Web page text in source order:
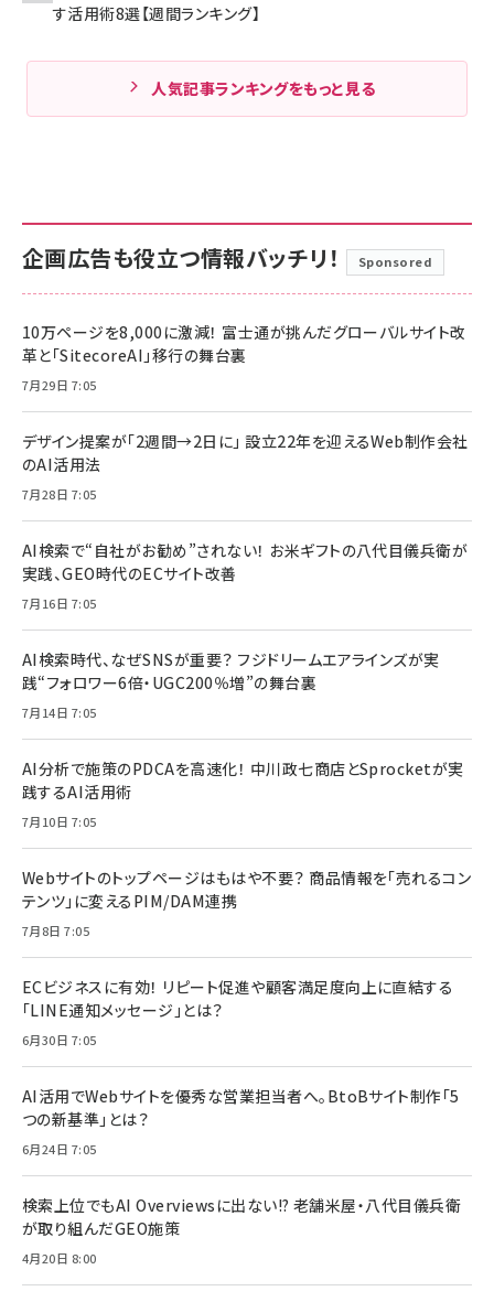
す活用術8選【週間ランキング】
人気記事ランキングをもっと見る
企画広告も役立つ情報バッチリ！ Sponsored
10万ページを8,000に激減！ 富士通が挑んだグローバルサイト改
革と「SitecoreAI」移行の舞台裏
7月29日 7:05
デザイン提案が「2週間→2日に」 設立22年を迎えるWeb制作会社
のAI活用法
7月28日 7:05
AI検索で“自社がお勧め”されない！ お米ギフトの八代目儀兵衛が
実践、GEO時代のECサイト改善
7月16日 7:05
AI検索時代、なぜSNSが重要？ フジドリームエアラインズが実
践“フォロワー6倍・UGC200％増”の舞台裏
7月14日 7:05
AI分析で施策のPDCAを高速化！ 中川政七商店とSprocketが実
践するAI活用術
7月10日 7:05
Webサイトのトップページはもはや不要？ 商品情報を「売れるコン
テンツ」に変えるPIM/DAM連携
7月8日 7:05
ECビジネスに有効！ リピート促進や顧客満足度向上に直結する
「LINE通知メッセージ」とは？
6月30日 7:05
AI活用でWebサイトを優秀な営業担当者へ。BtoBサイト制作「5
つの新基準」とは？
6月24日 7:05
検索上位でもAI Overviewsに出ない!? 老舗米屋・八代目儀兵衛
が取り組んだGEO施策
4月20日 8:00